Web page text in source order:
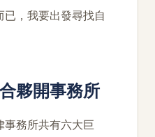
，我要出發尋找自
夥開事務所
事務所共有六大巨